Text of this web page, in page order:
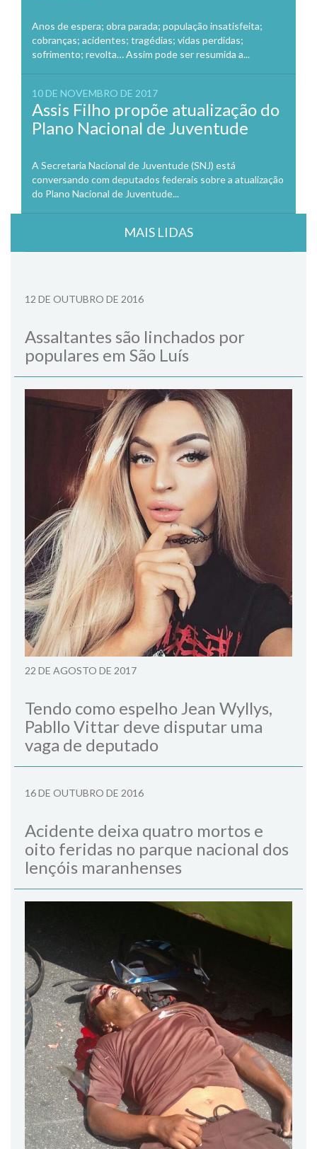
Anos de espera; obra parada; população insatisfeita;
cobranças; acidentes; tragédias; vidas perdidas;
sofrimento; revolta… Assim pode ser resumida a...
10 DE NOVEMBRO DE 2017
Assis Filho propõe atualização do
Plano Nacional de Juventude
A Secretaria Nacional de Juventude (SNJ) está
conversando com deputados federais sobre a atualização
do Plano Nacional de Juventude...
MAIS LIDAS
12 DE OUTUBRO DE 2016
Assaltantes são linchados por
populares em São Luís
22 DE AGOSTO DE 2017
Tendo como espelho Jean Wyllys,
Pabllo Vittar deve disputar uma
vaga de deputado
16 DE OUTUBRO DE 2016
Acidente deixa quatro mortos e
oito feridas no parque nacional dos
lençóis maranhenses